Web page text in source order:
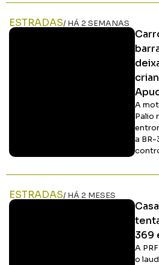
ESTRADAS/ HÁ 2 SEMANAS
A
Palio
a
ESTRADAS/ HÁ 2 MESES
369
A
o